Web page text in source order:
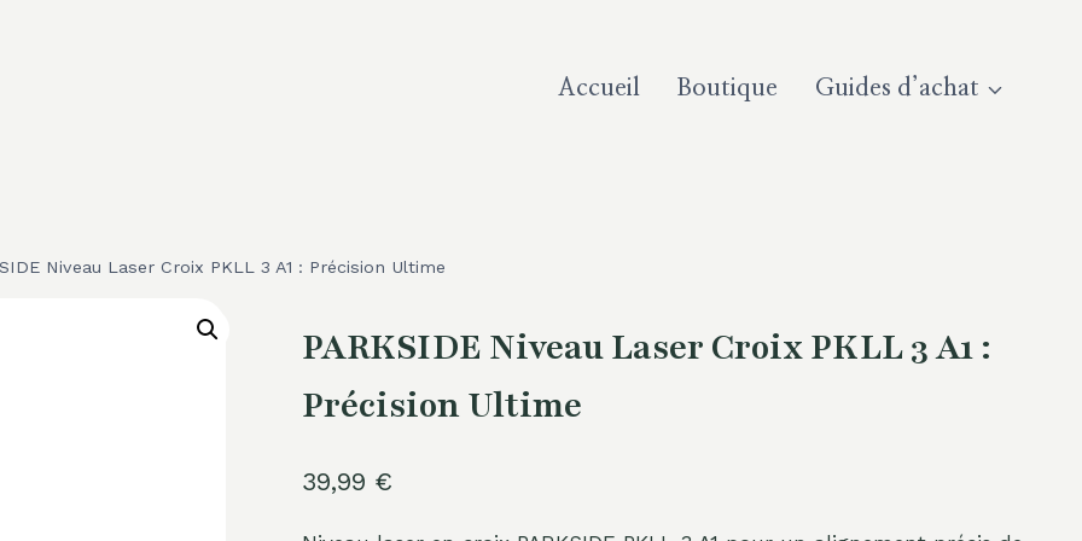
Accueil Boutique Guides d’achat
Niveau Laser Croix PKLL 3 A1 : Précision Ultime
PARKSIDE Niveau Laser Croix PKLL 3 A1 :
Précision Ultime
39,99 €